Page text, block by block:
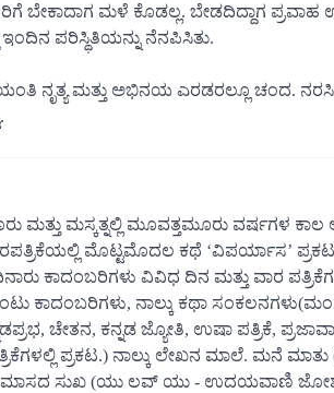
ಬೇಕಾದಾಗ ಮಳೆ ಕೊಡಲ್ಲ. ಬೇಡದಿದ್ದಾಗ
ಇಂದಿನ ಪರಿಸ್ಥಿತಿಯನ್ನು ನೆನಪಿಸಿತು.
ನೃತ್ಯ ಮತ್ತು ಅಭಿನಯ ಎರಡರಲ್ಲೂ ಚಂದ.
ಮತ್ತು ಮಸ್ಕತ್ನಲ್ಲಿ ಮೂವತ್ತಮೂರು ವರ್ಷಗಳ ಕಾಲ
ಮೊಟ್ಟಮೊದಲ ಕಥೆ ‘ವಿಪರ್ಯಾಸ’
ಕಾದಂಬರಿಗಳು ವಿವಿಧ ದಿನ ಮತ್ತು ವಾರ
ಕಾದಂಬರಿಗಳು, ನಾಲ್ಕು ಕಥಾ
ಚೇತನ, ಕನ್ನಡ ಜ್ಯೋತಿ, ಉಷಾ ಪತ್ರಿಕೆ,
ಪ್ರಕಟ.) ನಾಲ್ಕು ಲೇಖನ ಮಾಲೆ. ಮನೆ
ಮಾಸದ ಸುಖ (ಯು ಲವ್ ಯು - ಉದಯವಾಣಿ